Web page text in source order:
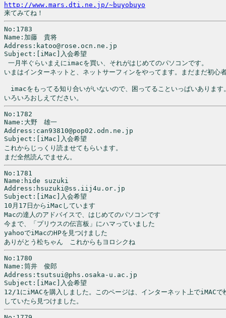
http://www.mars.dti.ne.jp/~buyobuyo
来てみてね！
No:1783
Name:加藤　貴将
Address:katoo@rose.ocn.ne.jp
Subject:[iMac]入会希望
一月半ぐらいまえにimacを買い、それがはじめてのパソコンです。
いまはインターネットと、ネットサーフィンをやってます。まだまだ初心
imacをもってる知り合いがいないので、困ってることいっぱいあります
いろいろおしえてださい。
No:1782
Name:大野　雄一
Address:can93810@pop02.odn.ne.jp
Subject:[iMac]入会希望
これからじっくり読ませてもらいます。
まだ全然読んでません。
No:1781
Name:hide suzuki
Address:hsuzuki@ss.iij4u.or.jp
Subject:[iMac]入会希望
10月17日からiMacしています
Macの達人のアドバイスで、はじめてのパソコンです
今まで、「プリウスの伝言板」にハマっていました
yahooでiMacのHPを見つけました
ありがとう松ちゃん　これからもヨロシクね
No:1780
Name:筒井　俊郎
Address:tsutsui@phs.osaka-u.ac.jp
Subject:[iMac]入会希望
12/1にiMACを購入しました。このページは、インターネット上でiMACで